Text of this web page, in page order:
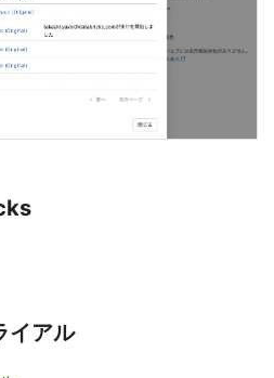
イアル